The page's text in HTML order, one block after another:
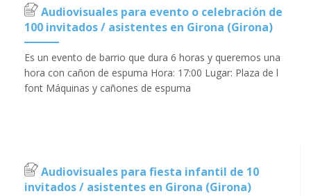
Audiovisuales para evento o celebración de
100 invitados / asistentes en Girona (Girona)
Es un evento de barrio que dura 6 horas y queremos una
hora con cañon de espuma Hora: 17:00 Lugar: Plaza de l
font Máquinas y cañones de espuma
Audiovisuales para fiesta infantil de 10
invitados / asistentes en Girona (Girona)